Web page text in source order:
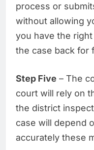
process or
without allowing
you have the
the case back for
Step Five – The
court will rely on
the district
case will depend
accurately these